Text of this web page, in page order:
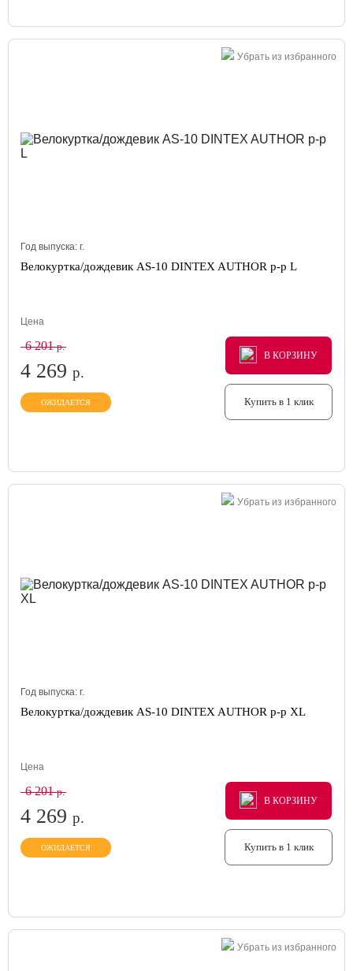
Убрать из избранного
Год выпуска: г.
Велокуртка/дождевик AS-10 DINTEX AUTHOR р-р L
Цена
6 201р.
4 269 р.
ОЖИДАЕТСЯ
В КОРЗИНУ
В КОРЗИНУ
В КОРЗИНУ
Купить в 1 клик
Убрать из избранного
Год выпуска: г.
Велокуртка/дождевик AS-10 DINTEX AUTHOR р-р XL
Цена
6 201р.
4 269 р.
ОЖИДАЕТСЯ
В КОРЗИНУ
В КОРЗИНУ
В КОРЗИНУ
Купить в 1 клик
Убрать из избранного